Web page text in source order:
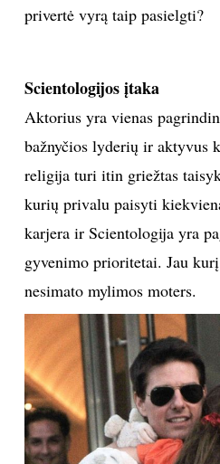
Sekite
Prenumeruodami portalą,
taisyklėmis
privertė vyrą taip pasielgti?
Scientologijos įtaka
Aktorius yra vienas
bažnyčios lyderių ir aktyvus
religija turi itin griežtas
kurių privalu paisyti
karjera ir Scientologija yra
gyvenimo prioritetai. Jau
nesimato mylimos moters.